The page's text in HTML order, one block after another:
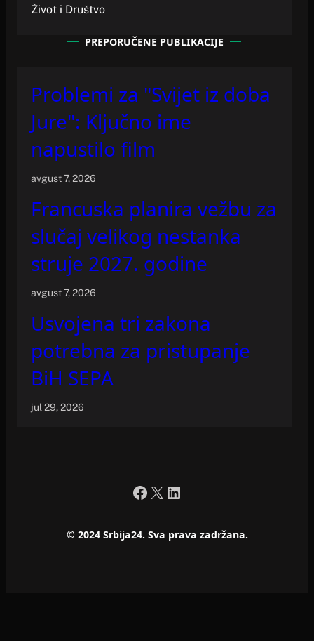
Život i Društvo
PREPORUČENE PUBLIKACIJE
Problemi za "Svijet iz doba
Jure": Ključno ime
napustilo film
avgust 7, 2026
Francuska planira vežbu za
slučaj velikog nestanka
struje 2027. godine
avgust 7, 2026
Usvojena tri zakona
potrebna za pristupanje
BiH SEPA
jul 29, 2026
Facebook
X LinkedIn
© 2024 Srbija24. Sva prava zadržana.